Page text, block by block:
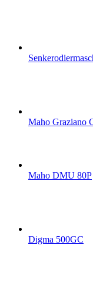
Maho Graziano
Maho DMU 80P
Digma 500GC